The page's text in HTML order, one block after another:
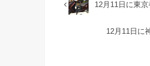
12月11日に東
12月11日に